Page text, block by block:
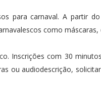
para carnaval. A partir
como
Inscrições com 30
ou audiodescrição,